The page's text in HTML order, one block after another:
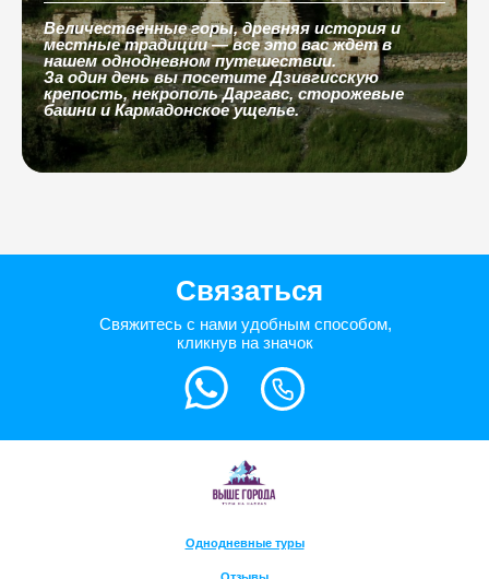
Величественные горы, древняя история и
местные традиции — все это вас ждет в
нашем однодневном путешествии.
За один день вы посетите Дзивгисскую
крепость, некрополь Даргавс, сторожевые
башни и Кармадонское ущелье.
Свяжитесь с нами удобным способом,
кликнув на значок
Связаться
Однодневные туры